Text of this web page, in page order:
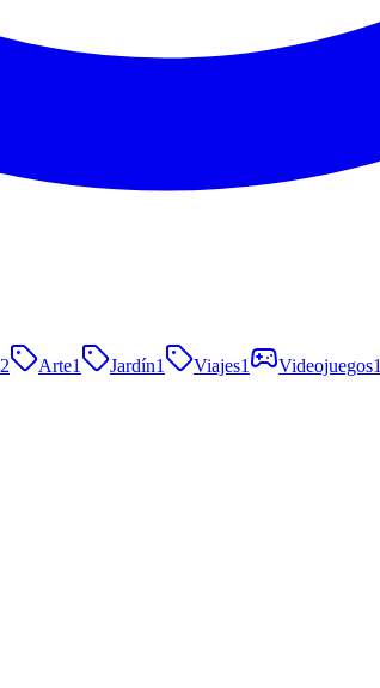
2 Arte1 Jardín1 Viajes1 Videojuegos1